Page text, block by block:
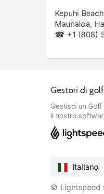
Kepuhi Beach
Maunaloa,
☎ +1 (808)
Gestori di golf
Gestisci un
il nostro
Italiano
© Lightspeed